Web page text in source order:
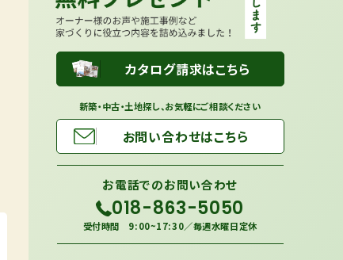
カタログ請求はこちら
新築・中古・土地探し、お気軽にご相談ください
お問い合わせはこちら
お電話でのお問い合わせ
018-863-5050
受付時間 9:00~17:30／毎週水曜日定休